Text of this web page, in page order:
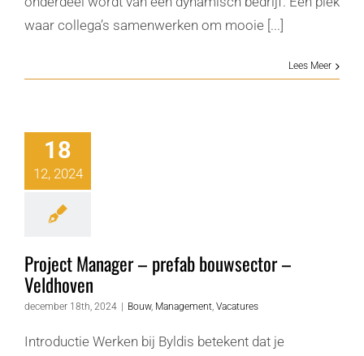
waar collega’s samenwerken om mooie [...]
Lees Meer
18
12, 2024
Project Manager – prefab bouwsector –
Veldhoven
december 18th, 2024 Bouw, Management, Vacatures
Introductie Werken bij Byldis betekent dat je